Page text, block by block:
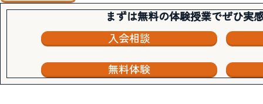
まずは無料の体験授業でぜひ実
入会相談
無料体験